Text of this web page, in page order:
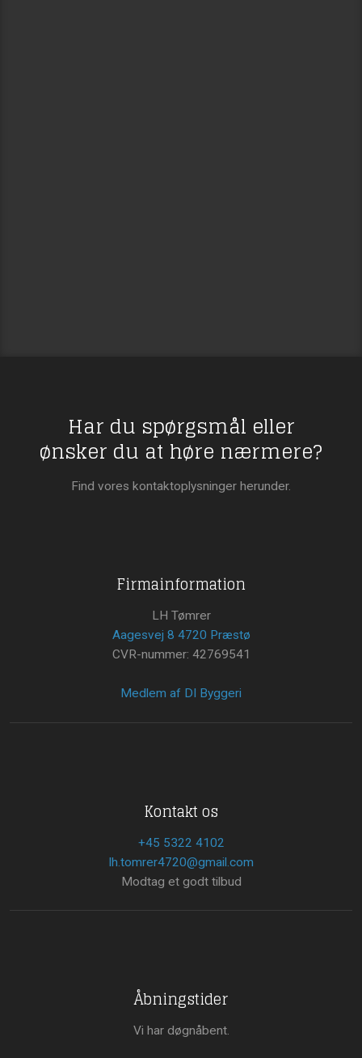
Har du spørgsmål eller
​ønsker du at høre nærmere?
Find vores kontaktoplysninger herunder.
Firmainformation
LH Tømrer
Aagesvej 8 4720 Præstø
CVR-nummer: 42769541
Medlem af DI Byggeri
Kontakt os
+45 5322 4102
lh.tomrer4720@gmail.com
Modtag et godt tilbud
Åbningstider
Vi har døgnåbent.